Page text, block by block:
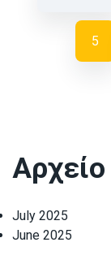
5
Αρχείο
July 2025
June 2025